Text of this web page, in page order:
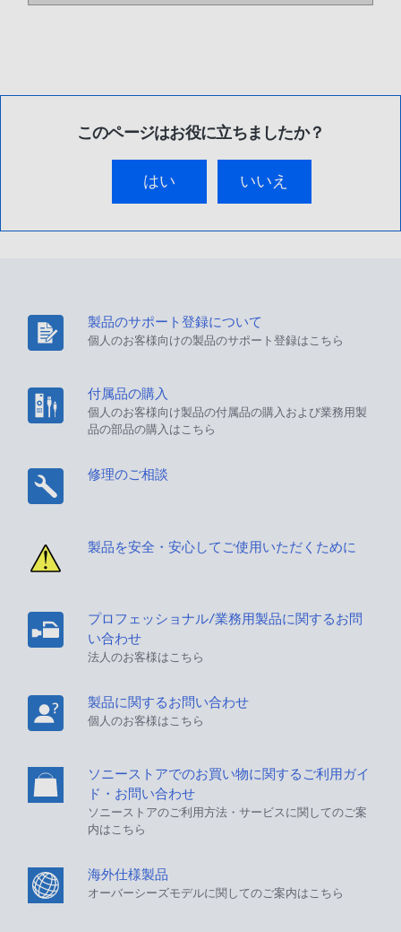
このページはお役に立ちましたか？
はい いいえ
製品のサポート登録について
個人のお客様向けの製品のサポート登録はこちら
付属品の購入
個人のお客様向け製品の付属品の購入および業務用製
品の部品の購入はこちら
修理のご相談
製品を安全・安心してご使用いただくために
プロフェッショナル/業務用製品に関するお問
い合わせ
法人のお客様はこちら
製品に関するお問い合わせ
個人のお客様はこちら
ソニーストアでのお買い物に関するご利用ガイ
ド・お問い合わせ
ソニーストアのご利用方法・サービスに関してのご案
内はこちら
海外仕様製品
オーバーシーズモデルに関してのご案内はこちら